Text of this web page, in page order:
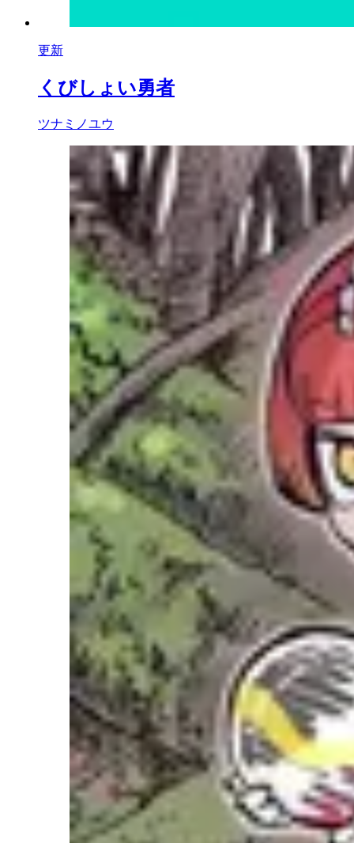
更新
くびしょい勇者
ツナミノユウ